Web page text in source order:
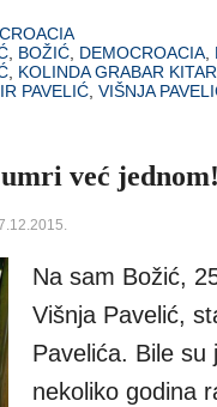
, BOŽIĆ, DEMOCROACIA,
, KOLINDA GRABAR
PAVELIĆ, VIŠNJA
već jednom!
Na sam Božić,
Višnja Pavelić,
Pavelića. Bile
nekoliko godina